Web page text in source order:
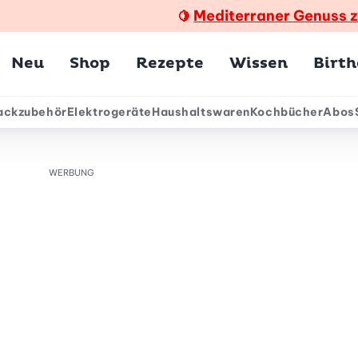
🍋 Mediterraner Genuss
Neu Shop Rezepte Wissen
ElektrogeräteHaushaltswarenKochbücherAbos
WERBUNG